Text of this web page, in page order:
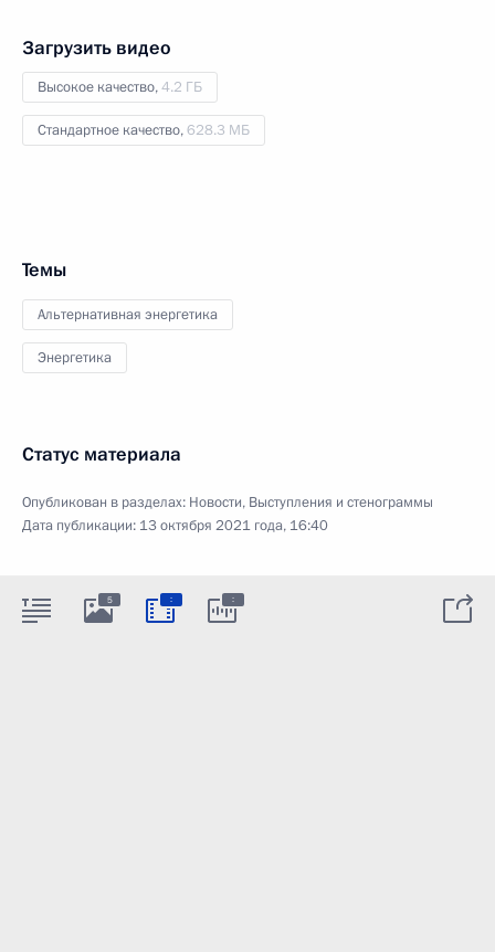
Загрузить видео
Высокое качество,4.2 ГБ
Стандартное качество,628.3 МБ
Темы
Альтернативная энергетика
Энергетика
Статус материала
Опубликован в разделах: Новости, Выступления и стенограммы
Дата публикации: 13 октября 2021 года, 16:40
5 : :